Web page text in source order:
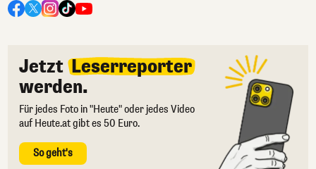
Jetzt Leserreporter
werden.
Für jedes Foto in "Heute" oder jedes Video
auf Heute.at gibt es 50 Euro.
So geht's